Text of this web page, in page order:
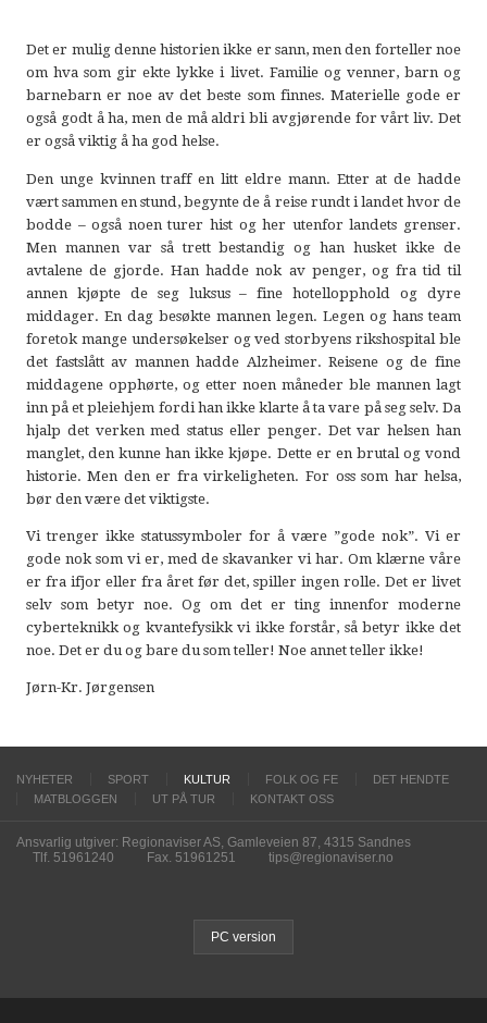
Det er mulig denne historien ikke er sann, men den forteller noe
om hva som gir ekte lykke i livet. Familie og venner, barn og
barnebarn er noe av det beste som finnes. Materielle gode er
også godt å ha, men de må aldri bli avgjørende for vårt liv. Det
er også viktig å ha god helse.
Den unge kvinnen traff en litt eldre mann. Etter at de hadde
vært sammen en stund, begynte de å reise rundt i landet hvor de
bodde – også noen turer hist og her utenfor landets grenser.
Men mannen var så trett bestandig og han husket ikke de
avtalene de gjorde. Han hadde nok av penger, og fra tid til
annen kjøpte de seg luksus – fine hotellopphold og dyre
middager. En dag besøkte mannen legen. Legen og hans team
foretok mange undersøkelser og ved storbyens rikshospital ble
det fastslått av mannen hadde Alzheimer. Reisene og de fine
middagene opphørte, og etter noen måneder ble mannen lagt
inn på et pleiehjem fordi han ikke klarte å ta vare på seg selv. Da
hjalp det verken med status eller penger. Det var helsen han
manglet, den kunne han ikke kjøpe. Dette er en brutal og vond
historie. Men den er fra virkeligheten. For oss som har helsa,
bør den være det viktigste.
Vi trenger ikke statussymboler for å være ”gode nok”. Vi er
gode nok som vi er, med de skavanker vi har. Om klærne våre
er fra ifjor eller fra året før det, spiller ingen rolle. Det er livet
selv som betyr noe. Og om det er ting innenfor moderne
cyberteknikk og kvantefysikk vi ikke forstår, så betyr ikke det
noe. Det er du og bare du som teller! Noe annet teller ikke!
Jørn-Kr. Jørgensen
NYHETER SPORT KULTUR FOLK OG FE
DET HENDTE
MATBLOGGEN
UT PÅ TUR KONTAKT OSS
Ansvarlig utgiver: Regionaviser AS, Gamleveien 87, 4315 Sandnes
Tlf. 51961240
Fax. 51961251 tips@regionaviser.no
PC version